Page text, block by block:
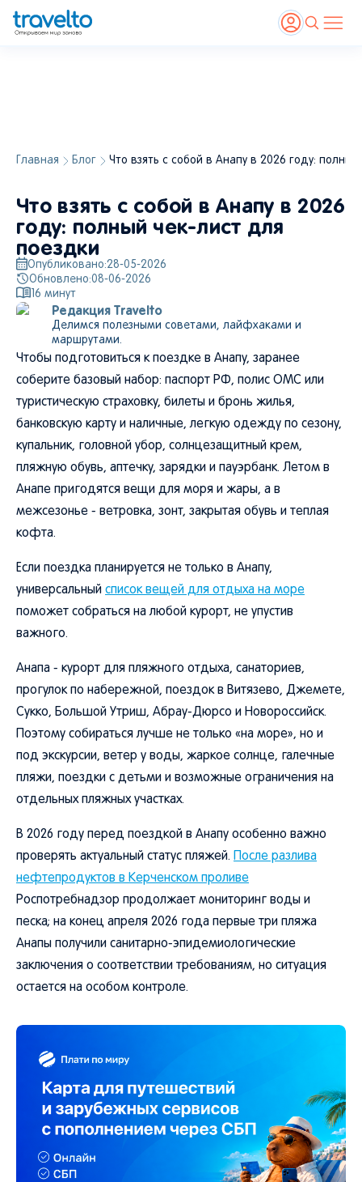
Главная Блог Что взять с собой в Анапу в 2026 году:
Что взять с собой в Анапу в 2026
году: полный чек-лист для
поездки
Опубликовано:28-05-2026
Обновлено:08-06-2026
16 минут
Редакция Travelto
Делимся полезными советами, лайфхаками и
маршрутами.
Чтобы подготовиться к поездке в Анапу, заранее
соберите базовый набор: паспорт РФ, полис ОМС или
туристическую страховку, билеты и бронь жилья,
банковскую карту и наличные, легкую одежду по сезону,
купальник, головной убор, солнцезащитный крем,
пляжную обувь, аптечку, зарядки и пауэрбанк. Летом в
Анапе пригодятся вещи для моря и жары, а в
межсезонье - ветровка, зонт, закрытая обувь и теплая
кофта.
Если поездка планируется не только в Анапу,
универсальный список вещей для отдыха на море
поможет собраться на любой курорт, не упустив
важного.
Анапа - курорт для пляжного отдыха, санаториев,
прогулок по набережной, поездок в Витязево, Джемете,
Сукко, Большой Утриш, Абрау-Дюрсо и Новороссийск.
Поэтому собираться лучше не только «на море», но и
под экскурсии, ветер у воды, жаркое солнце, галечные
пляжи, поездки с детьми и возможные ограничения на
отдельных пляжных участках.
В 2026 году перед поездкой в Анапу особенно важно
проверять актуальный статус пляжей. После разлива
нефтепродуктов в Керченском проливе
Роспотребнадзор продолжает мониторинг воды и
песка; на конец апреля 2026 года первые три пляжа
Анапы получили санитарно-эпидемиологические
заключения о соответствии требованиям, но ситуация
остается на особом контроле.